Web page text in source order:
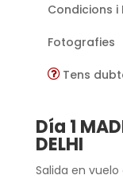
Condicions i
Fotografies
Tens
Día 1
DELHI
Salida en